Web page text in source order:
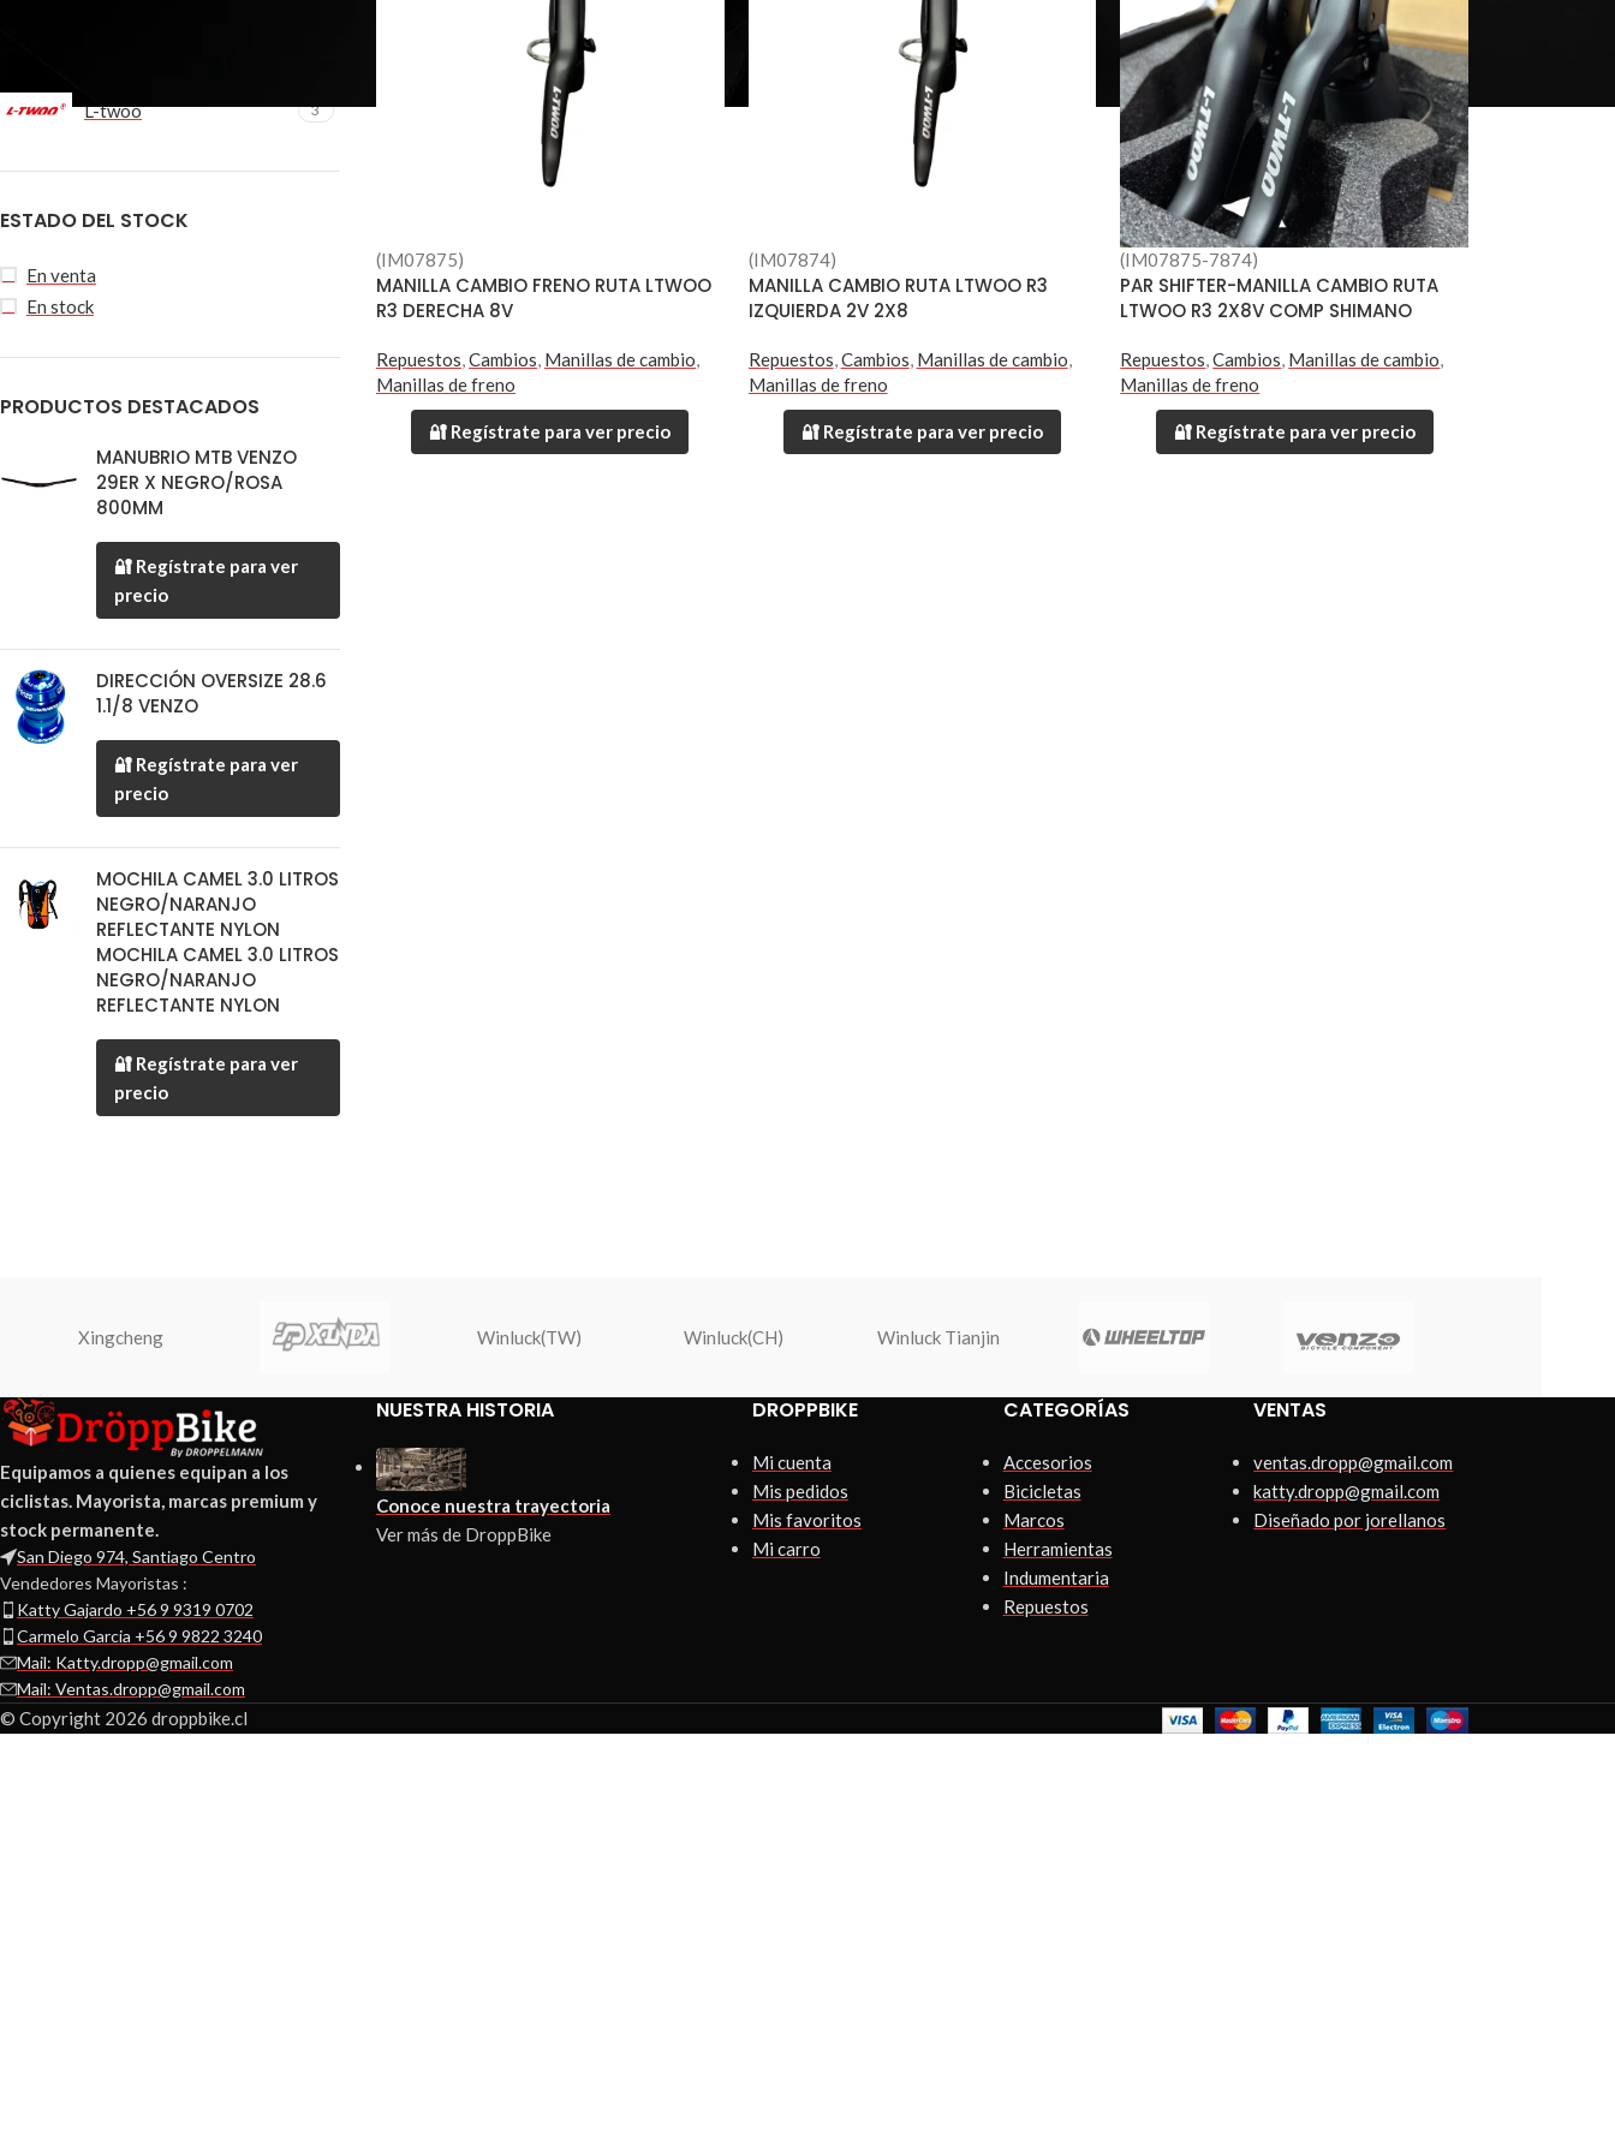
L-twoo 3
ESTADO DEL STOCK
En venta
En stock
PRODUCTOS DESTACADOS
MANUBRIO MTB VENZO
29ER X NEGRO/ROSA
800MM
🔐 Regístrate para ver
precio
DIRECCIÓN OVERSIZE 28.6
1.1/8 VENZO
🔐 Regístrate para ver
precio
MOCHILA CAMEL 3.0 LITROS
NEGRO/NARANJO
REFLECTANTE NYLON
MOCHILA CAMEL 3.0 LITROS
NEGRO/NARANJO
REFLECTANTE NYLON
🔐 Regístrate para ver
precio
(IM07875)
MANILLA CAMBIO FRENO RUTA LTWOO
R3 DERECHA 8V
Repuestos,Cambios, Manillas de cambio,
Manillas de freno
🔐 Regístrate para ver precio
(IM07874)
MANILLA CAMBIO RUTA LTWOO R3
IZQUIERDA 2V 2X8
Repuestos,Cambios, Manillas de cambio,
Manillas de freno
🔐 Regístrate para ver precio
(IM07875-7874)
PAR SHIFTER-MANILLA CAMBIO RUTA
LTWOO R3 2X8V COMP SHIMANO
Repuestos,Cambios, Manillas de cambio,
Manillas de freno
🔐 Regístrate para ver precio
Xingcheng Winluck(TW) Winluck(CH) Winluck Tianjin
Equipamos a quienes equipan a los
ciclistas. Mayorista, marcas premium y
stock permanente.
San Diego 974, Santiago Centro
Vendedores Mayoristas :
Katty Gajardo +56 9 9319 0702
Carmelo Garcia +56 9 9822 3240
Mail: Katty.dropp@gmail.com
Mail: Ventas.dropp@gmail.com
NUESTRA HISTORIA
Conoce nuestra trayectoria
Ver más de DroppBike
DROPPBIKE
Mi cuenta
Mis pedidos
Mis favoritos
Mi carro
CATEGORÍAS
Accesorios
Bicicletas
Marcos
Herramientas
Indumentaria
Repuestos
VENTAS
ventas.dropp@gmail.com
katty.dropp@gmail.com
Diseñado por jorellanos
© Copyright 2026 droppbike.cl